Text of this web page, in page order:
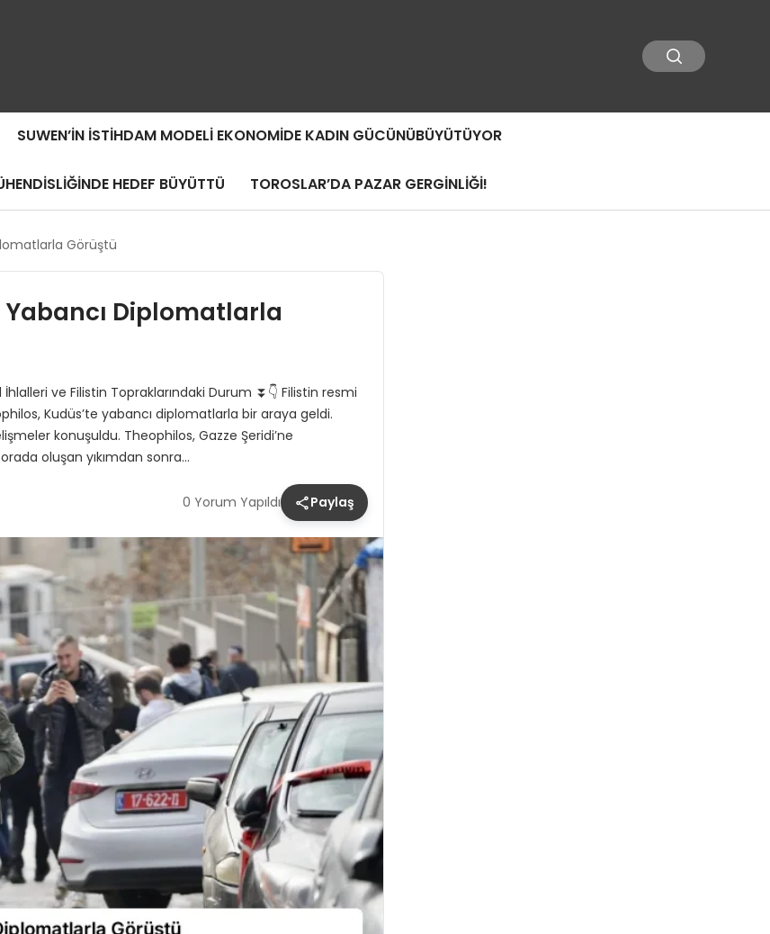
SUWEN’IN İSTIHDAM MODELI EKONOMIDE KADIN GÜCÜNÜBÜYÜTÜYOR
HEDEF BÜYÜTTÜ TOROSLAR’DA PAZAR GERGİNLİĞİ!
Görüştü
Yabancı Diplomatlarla
ve Filistin Topraklarındaki Durum ⏬👇 Filistin resmi
Kudüs’te yabancı diplomatlarla bir araya geldi.
konuşuldu. Theophilos, Gazze Şeridi’ne
oluşan yıkımdan sonra…
0 Yorum Yapıldı Paylaş